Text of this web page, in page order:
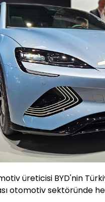
üreticisi BYD'nin
otomotiv sektöründe